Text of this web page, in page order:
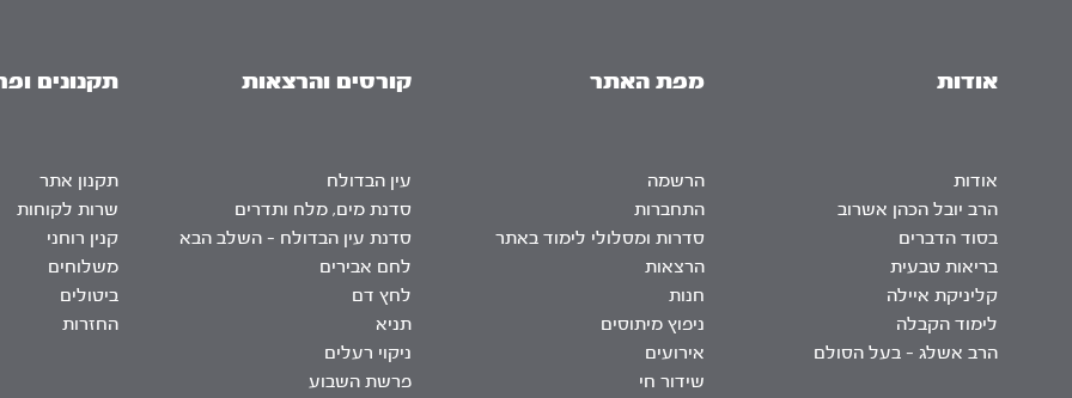
אודות
אודות
הרב יובל הכהן אשרוב
בסוד הדברים
בריאות טבעית
קליניקת איילה
לימוד הקבלה
הרב אשלג – בעל הסולם
מפת האתר
הרשמה
התחברות
סדרות ומסלולי לימוד באתר
הרצאות
חנות
ניפוץ מיתוסים
אירועים
שידור חי
קורסים והרצאות
עין הבדולח
סדנת מים, מלח ותדרים
סדנת עין הבדולח – השלב הבא
לחם אבירים
לחץ דם
תניא
ניקוי רעלים
פרשת השבוע
תקנונים
תקנון אתר
שרות לקוחות
קנין רוחני
משלוחים
ביטולים
החזרות